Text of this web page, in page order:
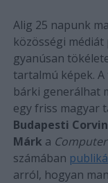
Alig 25 napunk
közösségi
gyanúsan
tartalmú képek.
bárki generálhat
egy friss magyar
Budapesti
Márk a
számában
arról, hogyan